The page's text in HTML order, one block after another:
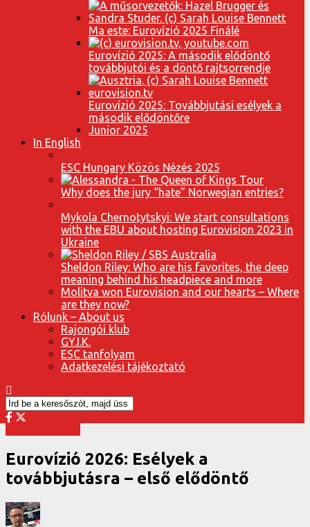
Ma este: Eurovízió 2025 Finálé
Eurovízió 2025: A második elődöntő
továbbjutói és a döntő rajtsorrendje
Eurovízió 2025: Továbbjutási esélyek a
második elődöntőre
Junior 2025
In English
ESC Hungary Közös Nézés 2025
Why does the jury “hate” Norwegian entries?
Mykola Chernotytskyi: We start consultations
with the EBU about hosting Eurovision 2023 in
Ukraine
Sheldon Riley: Who are his favorites, the deep
meaning behind his headpiece and more
Molitva won Eurovision and our hearts – Where
are they now?
Rólunk – About us
Rajongói klub
GY.I.K.
ESC tanfolyam
Adatkezelési tájékoztató
Eurovízió 2026: Esélyek a
továbbjutásra – első elődöntő